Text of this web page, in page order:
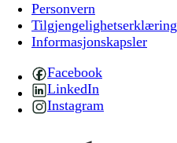
Personvern
Tilgjengelighetserklæring
Informasjonskapsler
Facebook
LinkedIn
Instagram